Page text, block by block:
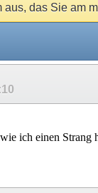
aus, das Sie am
ich einen Strang